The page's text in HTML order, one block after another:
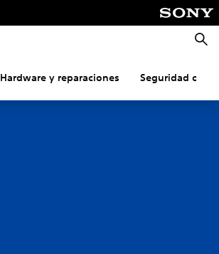
Hardware y reparaciones Seguridad